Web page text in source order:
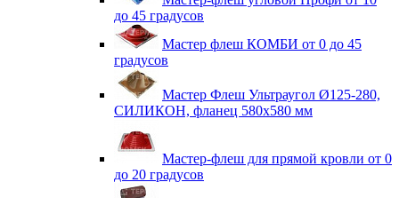
до 45 градусов
Мастер флеш КОМБИ от 0 до 45
градусов
Мастер Флеш Ультраугол Ø125-280,
СИЛИКОН, фланец 580х580 мм
Мастер-флеш для прямой кровли от 0
до 20 градусов